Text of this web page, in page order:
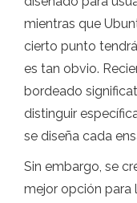
mientras que
cierto punto
es tan obvio.
bordeado
distinguir
se diseña cada
Sin embargo, se
mejor opción para